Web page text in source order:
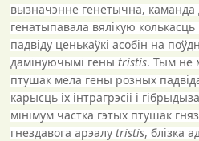
вызначэнне генетычна, каманда
генатыпавала вялікую колькасць
падвіду ценькаўкі асобін на
дамінуючымі геныtristis.Тым не
птушак мела гены розных
карысць іх інтрагрэсіі і
мінімум частка гэтых птушак
гнездавога арэалуtristis, блізка